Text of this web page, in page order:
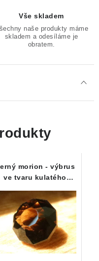
Vše skladem
naše produkty máme
skladem a odesíláme je
obratem.
morion - výbrus
ve tvaru kulatého